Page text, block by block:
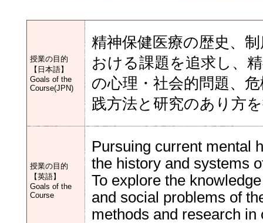
授業の目的
【日本語】
Goals of the
Course(JPN)
精神保健医療の歴史、
おける課題を追求し、
の心理・社会的問題、
践方法と研究のあり方
授業の目的
【英語】
Goals of the
Course
Pursuing current mental
the history and systems
To explore the
and social problems of
methods and research in